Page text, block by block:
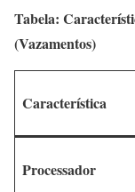
Tabela:
(Vazamentos)
Característica
Processador